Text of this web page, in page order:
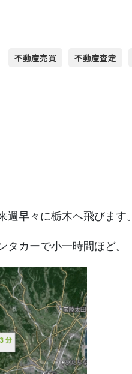
不動産売買 不動産査定
早々に栃木へ飛びます。
カーで小一時間ほど。